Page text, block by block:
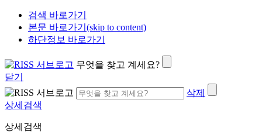
검색 바로가기
본문 바로가기(skip to content)
하단정보 바로가기
무엇을 찾고 계세요?
닫기
삭제
상세검색
상세검색